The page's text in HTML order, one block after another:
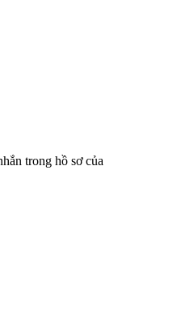
trong hồ sơ của